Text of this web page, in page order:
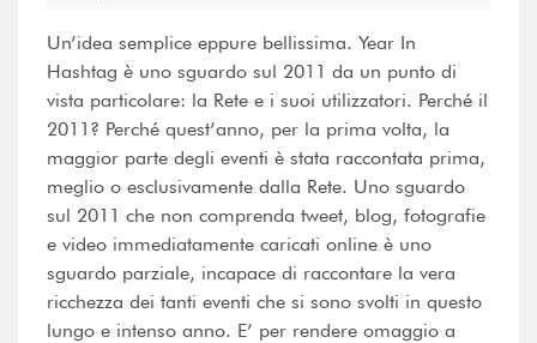
Un’idea semplice eppure bellissima. Year In
Hashtag è uno sguardo sul 2011 da un punto di
vista particolare: la Rete e i suoi utilizzatori. Perché il
2011? Perché quest’anno, per la prima volta, la
maggior parte degli eventi è stata raccontata prima,
meglio o esclusivamente dalla Rete. Uno sguardo
sul 2011 che non comprenda tweet, blog, fotografie
e video immediatamente caricati online è uno
sguardo parziale, incapace di raccontare la vera
ricchezza dei tanti eventi che si sono svolti in questo
lungo e intenso anno. E’ per rendere omaggio a